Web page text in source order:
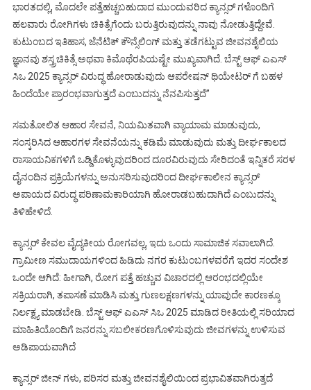
ಭಾರತದಲ್ಲಿ, ಮೊದಲೇ ಪತ್ತೆಹಚ್ಚಬಹುದಾದ ಮುಂದುವರಿದ ಕ್ಯಾನ್ಸರ್ ಗಳೊಂದಿಗೆ
ಹಲವಾರು ರೋಗಿಗಳು ಚಿಕಿತ್ಸೆಗೆಂದು ಬರುತ್ತಿರುವುದನ್ನು ನಾವು ನೋಡುತ್ತಿದ್ದೇವೆ.
ಕುಟುಂಬದ ಇತಿಹಾಸ, ಜೆನೆಟಿಕ್ ಕೌನ್ಸೆಲಿಂಗ್ ಮತ್ತು ತಡೆಗಟ್ಟುವ ಜೀವನಶೈಲಿಯ
ಜ್ಞಾನವು ಶಸ್ತ್ರಚಿಕಿತ್ಸೆ ಅಥವಾ ಕಿಮೊಥೆರಪಿಯಷ್ಟೇ ಮುಖ್ಯವಾಗಿದೆ. ಬೆಸ್ಟ್ ಆಫ್ ಎಎಸ್
ಸಿಒ 2025 ಕ್ಯಾನ್ಸರ್ ವಿರುದ್ಧ ಹೋರಾಡುವುದು ಆಪರೇಷನ್ ಥಿಯೇಟರ್ ಗೆ ಬಹಳ
ಹಿಂದೆಯೇ ಪ್ರಾರಂಭವಾಗುತ್ತದೆ ಎಂಬುದನ್ನು ನೆನಪಿಸುತ್ತದೆ’’
ಸಮತೋಲಿತ ಆಹಾರ ಸೇವನೆ, ನಿಯಮಿತವಾಗಿ ವ್ಯಾಯಾಮ ಮಾಡುವುದು,
ಸಂಸ್ಕರಿಸಿದ ಆಹಾರಗಳ ಸೇವನೆಯನ್ನು ಕಡಿಮೆ ಮಾಡುವುದು ಮತ್ತು ದೀರ್ಘಕಾಲದ
ರಾಸಾಯನಿಕಗಳಿಗೆ ಒಡ್ಡಿಕೊಳ್ಳುವುದರಿಂದ ದೂರವಿರುವುದು ಸೇರಿದಂತೆ ಇನ್ನಿತರೆ ಸರಳ
ದೈನಂದಿನ ಪ್ರಕ್ರಿಯೆಗಳನ್ನು ಅನುಸರಿಸುವುದರಿಂದ ದೀರ್ಘಕಾಲೀನ ಕ್ಯಾನ್ಸರ್
ಅಪಾಯದ ವಿರುದ್ಧ ಪರಿಣಾಮಕಾರಿಯಾಗಿ ಹೋರಾಡಬಹುದಾಗಿದೆ ಎಂಬುದನ್ನು
ತಿಳಿಹೇಳಿದೆ.
ಕ್ಯಾನ್ಸರ್ ಕೇವಲ ವೈದ್ಯಕೀಯ ರೋಗವಲ್ಲ, ಇದು ಒಂದು ಸಾಮಾಜಿಕ ಸವಾಲಾಗಿದೆ.
ಗ್ರಾಮೀಣ ಸಮುದಾಯಗಳಿಂದ ಹಿಡಿದು ನಗರ ಕುಟುಂಬಗಳವರೆಗೆ ಇದರ ಸಂದೇಶ
ಒಂದೇ ಆಗಿದೆ: ಹೀಗಾಗಿ, ರೋಗ ಪತ್ತೆ ಹಚ್ಚುವ ವಿಚಾರದಲ್ಲಿ ಆರಂಭದಲ್ಲಿಯೇ
ಸಕ್ರಿಯರಾಗಿ, ತಪಾಸಣೆ ಮಾಡಿಸಿ ಮತ್ತು ಗುಣಲಕ್ಷಣಗಳನ್ನು ಯಾವುದೇ ಕಾರಣಕ್ಕೂ
ನಿರ್ಲಕ್ಷ್ಯ ಮಾಡಬೇಡಿ. ಬೆಸ್ಟ್ ಆಫ್ ಎಎಸ್ ಸಿಒ 2025 ಮಾಡಿದ ರೀತಿಯಲ್ಲಿ ಸರಿಯಾದ
ಮಾಹಿತಿಯೊಂದಿಗೆ ಜನರನ್ನು ಸಬಲೀಕರಣಗೊಳಿಸುವುದು ಜೀವಗಳನ್ನು ಉಳಿಸುವ
ಅಡಿಪಾಯವಾಗಿದೆ
ಕ್ಯಾನ್ಸರ್ ಜೀನ್ ಗಳು, ಪರಿಸರ ಮತ್ತು ಜೀವನಶೈಲಿಯಿಂದ ಪ್ರಭಾವಿತವಾಗಿರುತ್ತದೆ